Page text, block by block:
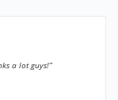
a lot guys!”